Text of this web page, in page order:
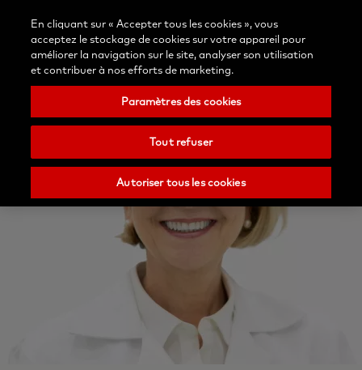
Inscription Blog
nous
votre
pays
Nobel
Biocare
Recherche Menu
En cliquant sur « Accepter tous les cookies », vous
acceptez le stockage de cookies sur votre appareil pour
améliorer la navigation sur le site, analyser son utilisation
et contribuer à nos efforts de marketing.
Paramètres des cookies
Tout refuser
Autoriser tous les cookies